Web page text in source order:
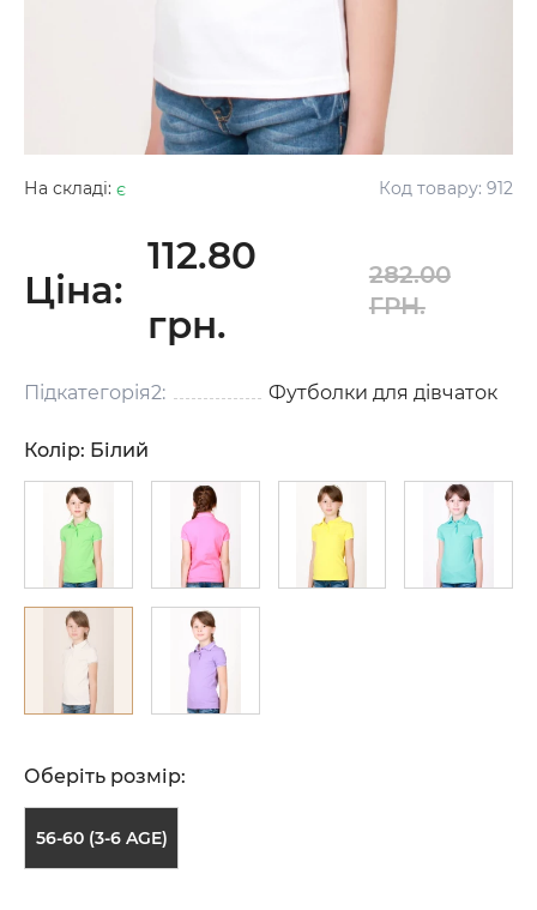
На складі: є Код товару: 912
Ціна:
112.80
грн.
282.00
ГРН.
Підкатегорія2: Футболки для дівчаток
Колір: Білий
Оберіть розмір:
56-60 (3-6 AGE)